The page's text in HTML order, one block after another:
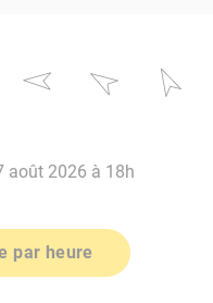
août 2026 à 18h
par heure